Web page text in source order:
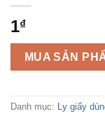
1₫
MUA SẢN
Danh mục: Ly giấy